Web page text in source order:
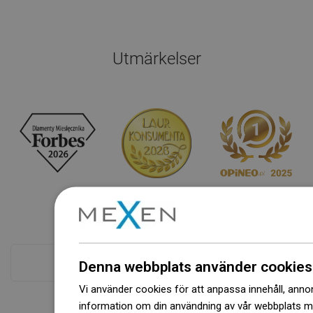
Utmärkelser
Se alla
Denna webbplats använder cookies
Vi använder cookies för att anpassa innehåll,
information om din användning av vår webbplats